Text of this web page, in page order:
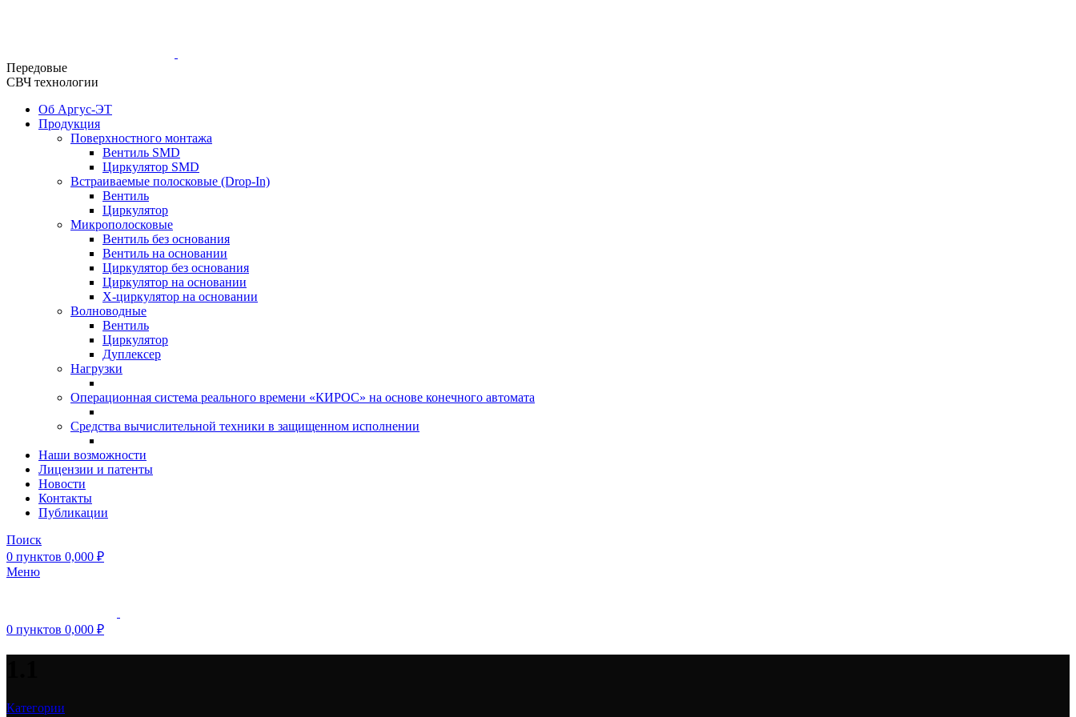
Передовые
СВЧ технологии
Об Аргус-ЭТ
Продукция
Поверхностного монтажа
Вентиль SMD
Циркулятор SMD
Встраиваемые полосковые (Drop-In)
Вентиль
Циркулятор
Микрополосковые
Вентиль без основания
Вентиль на основании
Циркулятор без основания
Циркулятор на основании
Х-циркулятор на основании
Волноводные
Вентиль
Циркулятор
Дуплексер
Нагрузки
Операционная система реального времени «КИРОС» на основе конечного автомата
Средства вычислительной техники в защищенном исполнении
Наши возможности
Лицензии и патенты
Новости
Контакты
Публикации
Поиск
0 пунктов 0,000 ₽
Меню
0 пунктов 0,000 ₽
Категории